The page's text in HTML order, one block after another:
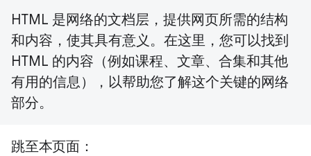
HTML 是网络的文档层，提供网页所需的结构
和内容，使其具有意义。在这里，您可以找到
HTML 的内容（例如课程、文章、合集和其他
有用的信息），以帮助您了解这个关键的网络
部分。
跳至本页面：